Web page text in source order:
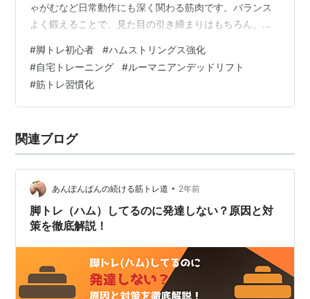
ゃがむなど日常動作にも深く関わる筋肉です。バランス
よく鍛えることで、見た目の引き締まりはもちろん、腰
習慣化しやすい「ハムストリングスに効く脚トレ」を3つ
厳選して紹介します！ 2. 継続に向いているハムストリン
グス脚トレ3選 【1】ヒップリフト（グルートブリッジ）
特長：・自重でできる安全な種目・ハムストリングスと
少ない 継続ポイント：・寝…
#脚トレ初心者 #ハムストリングス強化
#自宅トレーニング #ルーマニアンデッドリフト
#筋トレ習慣化
関連ブログ
あんぽんぱんの続ける筋トレ道 • 2年前
脚トレ（ハム）してるのに発達しない？原因と対
策を徹底解説！